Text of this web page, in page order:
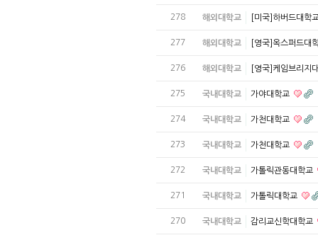
278 해외대학교 [미국]하버드대학
277 해외대학교 [영국]옥스퍼드대
276 해외대학교 [영국]케임브리지
275 국내대학교 가야대학교
274 국내대학교 가천대학교
273 국내대학교 가천대학교
272 국내대학교 가톨릭관동대학교
271 국내대학교 가톨릭대학교
270 국내대학교 감리교신학대학교